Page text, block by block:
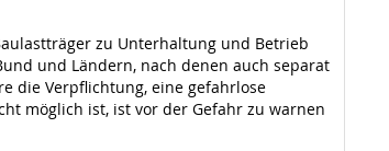
zu Unterhaltung und Betrieb
und Ländern, nach denen auch separat
die Verpflichtung, eine gefahrlose
möglich ist, ist vor der Gefahr zu warnen